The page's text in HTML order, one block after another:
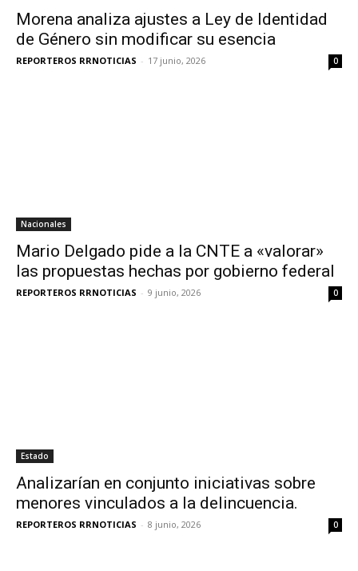
Morena analiza ajustes a Ley de Identidad
de Género sin modificar su esencia
REPORTEROS RRNOTICIAS - 17 junio, 2026 0
Nacionales
Mario Delgado pide a la CNTE a «valorar»
las propuestas hechas por gobierno federal
REPORTEROS RRNOTICIAS - 9 junio, 2026 0
Estado
Analizarían en conjunto iniciativas sobre
menores vinculados a la delincuencia.
REPORTEROS RRNOTICIAS - 8 junio, 2026 0